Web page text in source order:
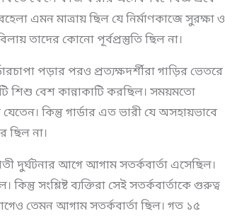
এমন মাত্রায় ছিল যে নির্মাণকাজে সুরক্ষা ও
তাদের কোনো পূর্বপ্রস্তুতি ছিল না।
পড়ার পরও প্রত্যক্ষদর্শীরা গাড়ির ভেতরে
শিশু বেশ কান্নাকাটি করছিল। সময়মতো
কিন্তু গার্ডার এত ভারী যে অসহায়ভাবে
ছিল না।
দুর্ঘটনার আগে আগাম সতর্কবার্তা এসেছিল।
সংশ্লিষ্ট ব্যক্তিরা সেই সতর্কবার্তাকে গুরুত্ব
তেমন আগাম সতর্কবার্তা ছিল। গত ১৫